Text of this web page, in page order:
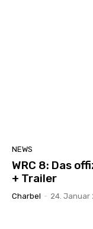
NEWS
WRC 8: Das
+ Trailer
Charbel - 24. Januar